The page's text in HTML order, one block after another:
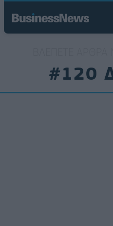
#120